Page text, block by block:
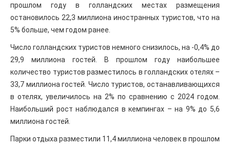
прошлом году в голландских местах размещения
остановилось 22,3 миллиона иностранных туристов, что на
5% больше, чем годом ранее.
Число голландских туристов немного снизилось, на -0,4% до
29,9 миллиона гостей. В прошлом году наибольшее
количество туристов разместилось в голландских отелях –
33,7 миллиона гостей. Число туристов, останавливающихся
в отелях, увеличилось на 2% по сравнению с 2024 годом.
Наибольший рост наблюдался в кемпингах – на 9% до 5,6
миллиона гостей.
Парки отдыха разместили 11,4 миллиона человек в прошлом